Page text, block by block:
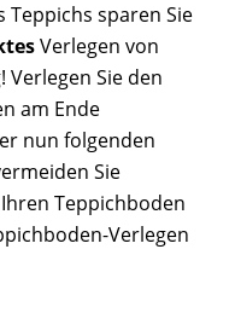
Teppichs sparen Sie
Verlegen von
Sie den
am Ende
nun folgenden
Sie
Teppichboden
Verlegen